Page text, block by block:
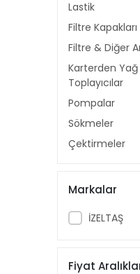
Lastik
Filtre Kapakları
Filtre & Diğer
Karterden
Toplayıcılar
Pompalar
Sökmeler
Çektirmeler
Balans Çekiçler
Far Parlatma
Yedek
Markalar
İZELTAŞ
Fiyat